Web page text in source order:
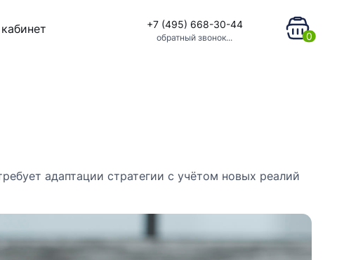
+7 (495) 668-30-44
обратный звонок... 0
адаптации стратегии с учётом новых реалий